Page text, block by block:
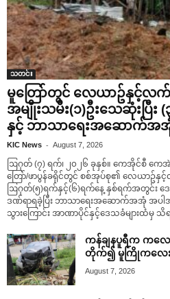
သတင်း
မူတြော်တွင် လေယာဥ်နှင့်လက်
အမျိုးသမီး(၁)ဦးသေဆုံးပြီး
နှင့် ဘာသာရေးအဆောက်အအုံမ
KIC News - August 7, 2026
ဩဂုတ် (၇) ရက်၊ ၂၀၂၆ ခုနှစ်။ ကေအိုင်စီ ကေ
တြော်/ဖာပွန်ခရိုင်တွင် စစ်အုပ်စု၏ လေယာဥ်နှ
ဩဂုတ်(၅)ရက်နှင့်(၆)ရက်နေ့ နှစ်ရက်အတွင်း ဒေ
ဒဏ်ရာရခဲ့ပြီး ဘာသာရေးအဆောက်အအုံ အပါ
သွားကြောင်း အာဏာပိုင်နှင့်ဒေသခံများထံမှ
ကန်ချနပူရီက ကလေ
တိုက်၍ မူကြိုကလေး(
August 7, 2026